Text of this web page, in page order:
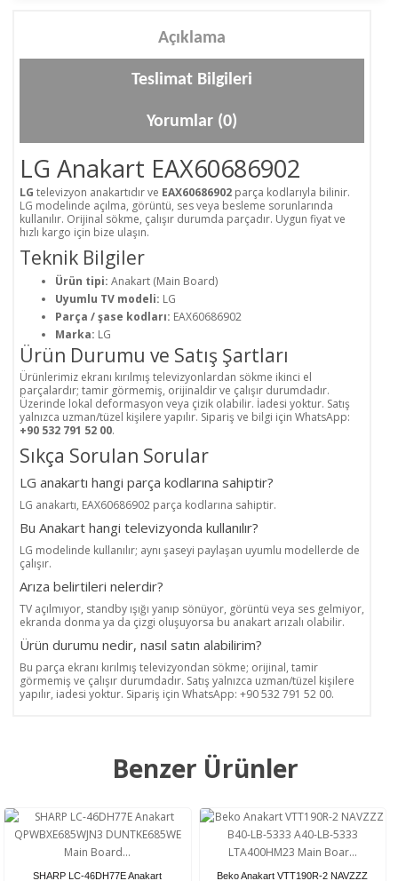
Açıklama
Teslimat Bilgileri
Yorumlar (0)
LG Anakart EAX60686902
LG televizyon anakartıdır ve EAX60686902 parça kodlarıyla bilinir.
LG modelinde açılma, görüntü, ses veya besleme sorunlarında
kullanılır. Orijinal sökme, çalışır durumda parçadır. Uygun fiyat ve
hızlı kargo için bize ulaşın.
Teknik Bilgiler
Ürün tipi: Anakart (Main Board)
Uyumlu TV modeli: LG
Parça / şase kodları: EAX60686902
Marka: LG
Ürün Durumu ve Satış Şartları
Ürünlerimiz ekranı kırılmış televizyonlardan sökme ikinci el
parçalardır; tamir görmemiş, orijinaldir ve çalışır durumdadır.
Üzerinde lokal deformasyon veya çizik olabilir. İadesi yoktur. Satış
yalnızca uzman/tüzel kişilere yapılır. Sipariş ve bilgi için WhatsApp:
+90 532 791 52 00.
Sıkça Sorulan Sorular
LG anakartı hangi parça kodlarına sahiptir?
LG anakartı, EAX60686902 parça kodlarına sahiptir.
Bu Anakart hangi televizyonda kullanılır?
LG modelinde kullanılır; aynı şaseyi paylaşan uyumlu modellerde de
çalışır.
Arıza belirtileri nelerdir?
TV açılmıyor, standby ışığı yanıp sönüyor, görüntü veya ses gelmiyor,
ekranda donma ya da çizgi oluşuyorsa bu anakart arızalı olabilir.
Ürün durumu nedir, nasıl satın alabilirim?
Bu parça ekranı kırılmış televizyondan sökme; orijinal, tamir
görmemiş ve çalışır durumdadır. Satış yalnızca uzman/tüzel kişilere
yapılır, iadesi yoktur. Sipariş için WhatsApp: +90 532 791 52 00.
Benzer Ürünler
SHARP LC-46DH77E Anakart Beko Anakart VTT190R-2 NAVZZZ